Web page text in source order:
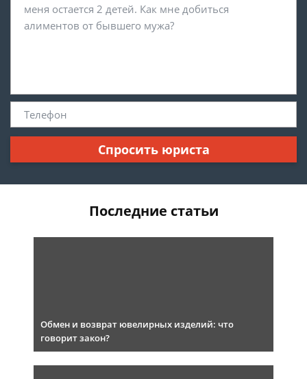
Спросить юриста
Последние статьи
Обмен и возврат ювелирных изделий: что
говорит закон?